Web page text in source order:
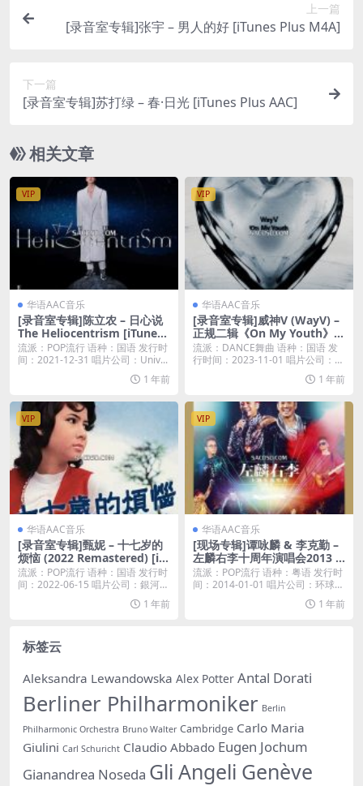
上一篇
[录音室专辑]张宇 – 男人的好 [iTunes Plus M4A]
下一篇
[录音室专辑]苏打绿 – 春·日光 [iTunes Plus AAC]
相关文章
VIP
华语AAC音乐
[录音室专辑]陈立农 – 日心说
The Heliocentrism [iTunes
Plus M4A]
流派：POP流行 语种：国语 发行时
间：2021-12-31 唱片公司：Univ...
1 年前
VIP
华语AAC音乐
[录音室专辑]威神V (WayV) –
正规二辑《On My Youth》 –
The 2nd Album (2023) [iTu
nes Plus AAC M4A]
流派：DANCE舞曲 语种：国语 发
行时间：2023-11-01 唱片公司：L
1 年前
VIP
华语AAC音乐
[录音室专辑]甄妮 – 十七岁的
烦恼 (2022 Remastered) [iT
unes Plus M4A]
流派：POP流行 语种：国语 发行时
间：2022-06-15 唱片公司：銀河唱
1 年前
VIP
华语AAC音乐
[现场专辑]谭咏麟 & 李克勤 –
左麟右李十周年演唱会2013 –
香港有声音 [iTunes Plus M4
A]
流派：POP流行 语种：粤语 发行时
间：2014-01-01 唱片公司：环球唱
1 年前
标签云
Aleksandra Lewandowska Alex Potter Antal Dorati
Berliner Philharmoniker Berlin
Philharmonic Orchestra Bruno Walter Cambridge Carlo Maria
Giulini Carl Schuricht Claudio Abbado Eugen Jochum
Gianandrea Noseda Gli Angeli Genève